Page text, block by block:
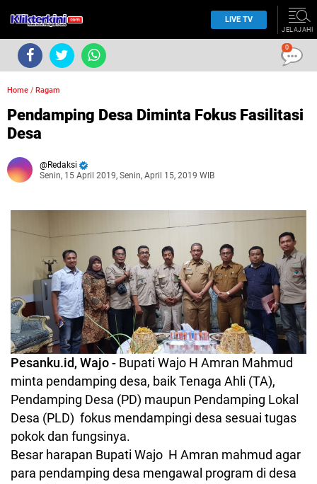
LIVE TV
JELAJAHI
Home / Ragam
Pendamping Desa Diminta Fokus Fasilitasi
Desa
Redaksi
Senin, 15 April 2019, Senin, April 15, 2019 WIB
Pesanku.id, Wajo - Bupati Wajo H Amran Mahmud
minta pendamping desa, baik Tenaga Ahli (TA),
Pendamping Desa (PD) maupun Pendamping Lokal
Desa (PLD) fokus mendampingi desa sesuai tugas
pokok dan fungsinya.
Besar harapan Bupati Wajo H Amran mahmud agar
para pendamping desa mengawal program di desa
0